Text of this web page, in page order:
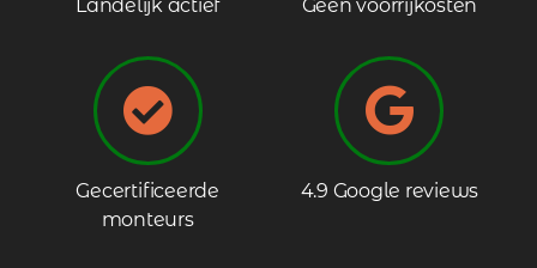
Landelijk actief Geen voorrijkosten
Gecertificeerde
monteurs
4.9 Google reviews